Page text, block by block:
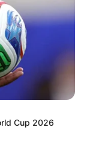
Sie den
oder
unserer
Flughafen-
Bewegung im
Landungen
auch
und die
Cup 2026